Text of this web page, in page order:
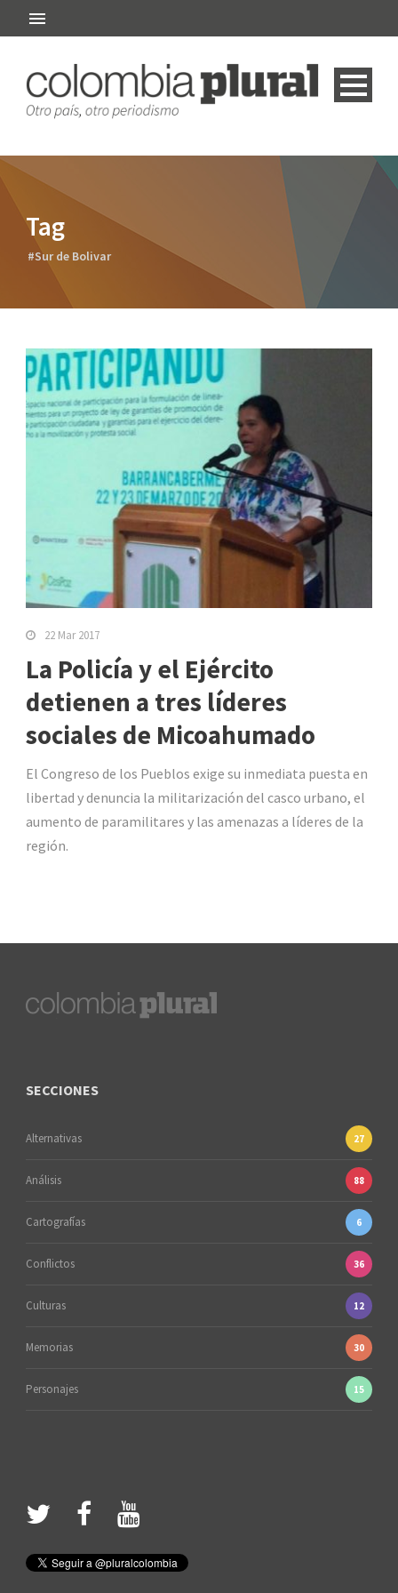
Tag
#Sur de Bolivar
22 Mar 2017
La Policía y el Ejército
detienen a tres líderes
sociales de Micoahumado
El Congreso de los Pueblos exige su inmediata puesta en
libertad y denuncia la militarización del casco urbano, el
aumento de paramilitares y las amenazas a líderes de la
región.
SECCIONES
Alternativas 27
Análisis 88
Cartografías 6
Conflictos 36
Culturas 12
Memorias 30
Personajes 15